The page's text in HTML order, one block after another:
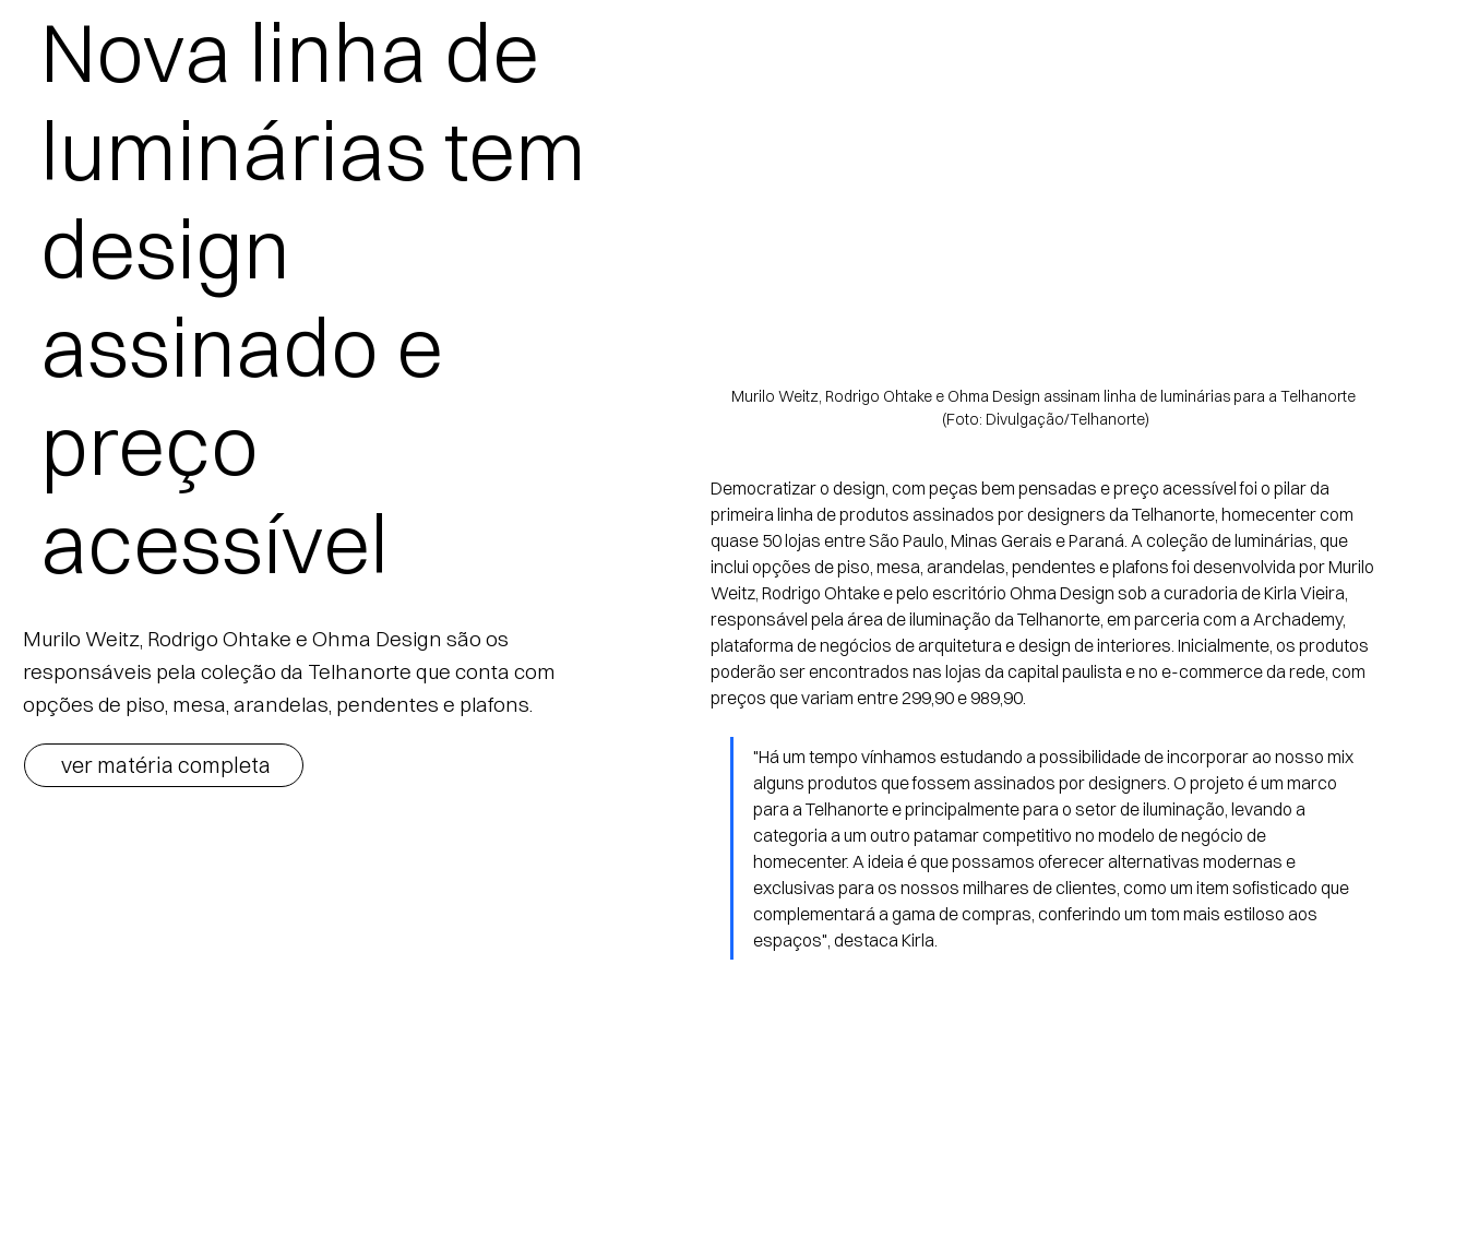
Murilo Weitz, Rodrigo Ohtake e Ohma Design assinam linha de luminárias para a Telhanorte
(Foto: Divulgação/Telhanorte)
Democratizar o design, com peças bem pensadas e preço acessível foi o pilar da
primeira linha de produtos assinados por designers da Telhanorte, homecenter com
quase 50 lojas entre São Paulo, Minas Gerais e Paraná. A coleção de luminárias, que
inclui opções de piso, mesa, arandelas, pendentes e plafons foi desenvolvida por Murilo
Weitz, Rodrigo Ohtake e pelo escritório Ohma Design sob a curadoria de Kirla Vieira,
responsável pela área de iluminação da Telhanorte, em parceria com a Archademy,
plataforma de negócios de arquitetura e design de interiores. Inicialmente, os produtos
poderão ser encontrados nas lojas da capital paulista e no e-commerce da rede, com
preços que variam entre 299,90 e 989,90.
"Há um tempo vínhamos estudando a possibilidade de incorporar ao nosso mix
alguns produtos que fossem assinados por designers. O projeto é um marco
para a Telhanorte e principalmente para o setor de iluminação, levando a
categoria a um outro patamar competitivo no modelo de negócio de
homecenter. A ideia é que possamos oferecer alternativas modernas e
exclusivas para os nossos milhares de clientes, como um item sofisticado que
complementará a gama de compras, conferindo um tom mais estiloso aos
espaços", destaca Kirla.
Nova linha de
luminárias tem
design
assinado e
preço
acessível
Murilo Weitz, Rodrigo Ohtake e Ohma Design são os
responsáveis pela coleção da Telhanorte que conta com
opções de piso, mesa, arandelas, pendentes e plafons.
ver matéria completa